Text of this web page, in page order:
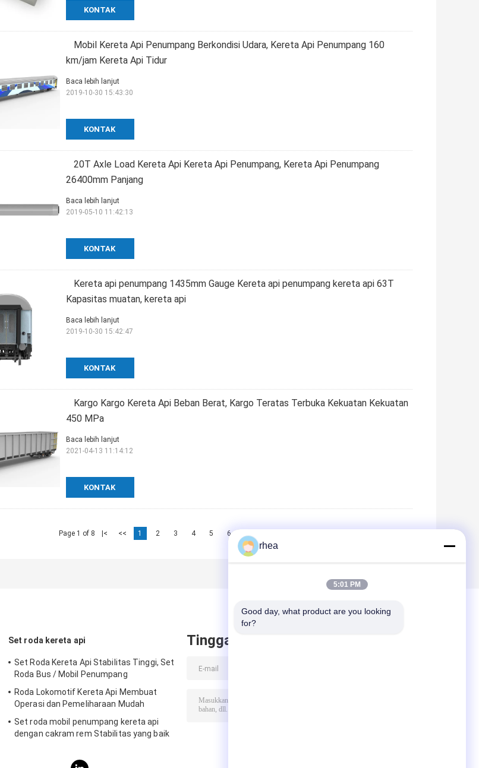
KONTAK
Mobil Kereta Api Penumpang Berkondisi Udara, Kereta Api Penumpang 160
km/jam Kereta Api Tidur
KONTAK
Baca lebih lanjut
2019-10-30 15:43:30
20T Axle Load Kereta Api Kereta Api Penumpang, Kereta Api Penumpang
26400mm Panjang
KONTAK
Baca lebih lanjut
2019-05-10 11:42:13
Kereta api penumpang 1435mm Gauge Kereta api penumpang kereta api 63T
Kapasitas muatan, kereta api
KONTAK
Baca lebih lanjut
2019-10-30 15:42:47
Kargo Kargo Kereta Api Beban Berat, Kargo Teratas Terbuka Kekuatan Kekuatan
450 MPa
KONTAK
Baca lebih lanjut
2021-04-13 11:14:12
Page 1 of 8 |< << 1 2 3 4 5 6
Set roda kereta api
Set Roda Kereta Api Stabilitas Tinggi, Set
Roda Bus / Mobil Penumpang
Roda Lokomotif Kereta Api Membuat
Operasi dan Pemeliharaan Mudah
Set roda mobil penumpang kereta api
dengan cakram rem Stabilitas yang baik
Tinggalkan pesan
rhea
5:01 PM
Good day, what product are you looking
for?